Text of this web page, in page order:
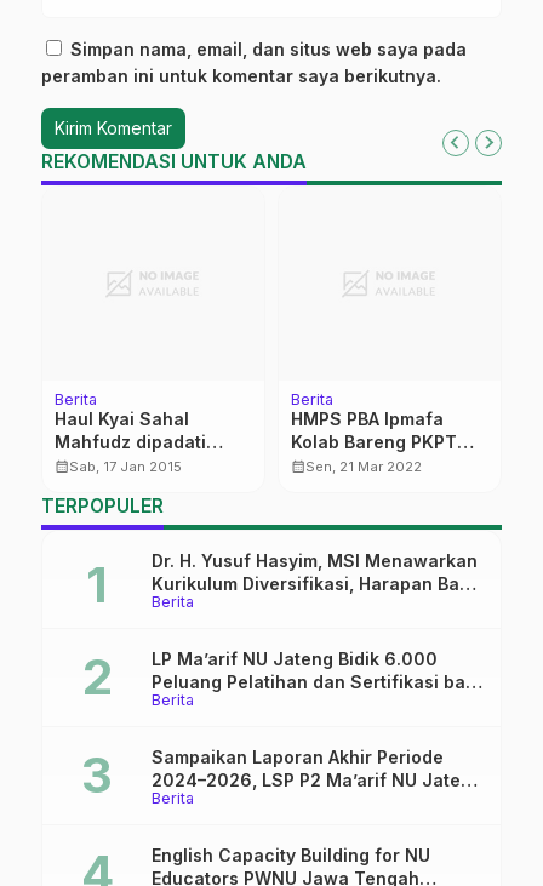
Simpan nama, email, dan situs web saya pada
peramban ini untuk komentar saya berikutnya.
REKOMENDASI UNTUK ANDA
Berita
Haul Kyai Sahal
Mahfudz dipadati
Ribuan Jama’ah dari
calendar_monthSab, 17 Jan 2015
Berita
HMPS PBA Ipmafa
Kolab Bareng PKPT
IPNU-IPPNU
calendar_monthSen, 21 Mar 2022
TERPOPULER
Berita
Dr. H. Yusuf Hasyim, MSI Menawarkan
Kurikulum Diversifikasi, Harapan Baru
dalam dunia pendidikan
Berita
LP Ma’arif NU Jateng Bidik 6.000
Peluang Pelatihan dan Sertifikasi bagi
Lulusan SMK
Berita
Sampaikan Laporan Akhir Periode
2024–2026, LSP P2 Ma’arif NU Jateng
Mantapkan Sinergi Link and Match
English Capacity Building for NU
Educators PWNU Jawa Tengah